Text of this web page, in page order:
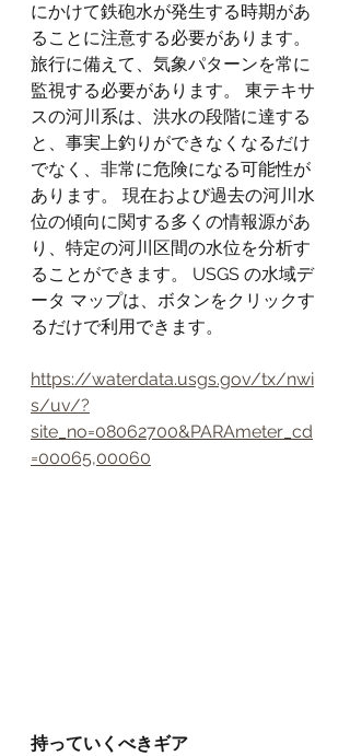
にかけて鉄砲水が発生する時期があ
ることに注意する必要があります。
旅行に備えて、気象パターンを常に
監視する必要があります。 東テキサ
スの河川系は、洪水の段階に達する
と、事実上釣りができなくなるだけ
でなく、非常に危険になる可能性が
あります。 現在および過去の河川水
位の傾向に関する多くの情報源があ
り、特定の河川区間の水位を分析す
ることができます。 USGS の水域デ
ータ マップは、ボタンをクリックす
るだけで利用できます。
https://waterdata.usgs.gov/tx/nwi
s/uv/?
site_no=08062700&PARAmeter_cd
=00065,00060
持っていくべきギア